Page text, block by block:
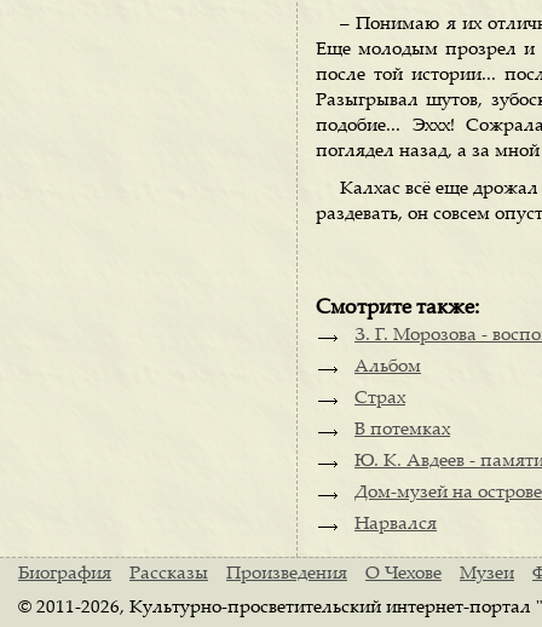
– Понимаю я их
Еще молодым прозрел и
после той истории...
Разыгрывал шутов,
подобие... Эххх!
поглядел назад, а за
Калхас всё еще
раздевать, он совсем
Смотрите также:
З. Г. Морозова -
Альбом
Страх
В потемках
Ю. К. Авдеев -
Дом-музей на
Нарвался
Биография Рассказы Произведения О Чехове Музеи
© 2011-2026, Культурно-просветительский интернет-